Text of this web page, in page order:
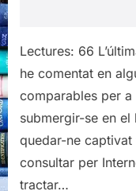
Lectures: 66
he comentat en
comparables per
submergir-se en el
quedar-ne captivat
consultar per
tractar…